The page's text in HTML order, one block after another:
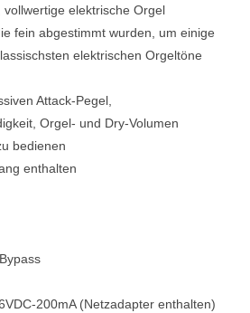
elektrische Orgel
fein abgestimmt wurden, um einige
elektrischen Orgeltöne
Attack-Pegel,
Orgel- und Dry-Volumen
bedienen
enthalten
200mA (Netzadapter enthalten)